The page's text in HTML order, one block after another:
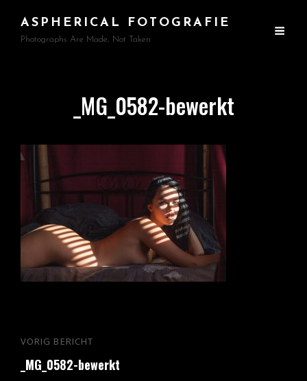
ASPHERICAL FOTOGRAFIE
Photographs Are Made, Not Taken
_MG_0582-bewerkt
Bericht
navigatie
Vorig
bericht
VORIG BERICHT
_MG_0582-bewerkt